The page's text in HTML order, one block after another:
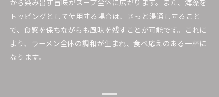
から染み出す旨味がスープ全体に広がります。また、海藻を
トッピングとして使用する場合は、さっと湯通しすること
で、食感を保ちながらも風味を残すことが可能です。これに
より、ラーメン全体の調和が生まれ、食べ応えのある一杯に
なります。